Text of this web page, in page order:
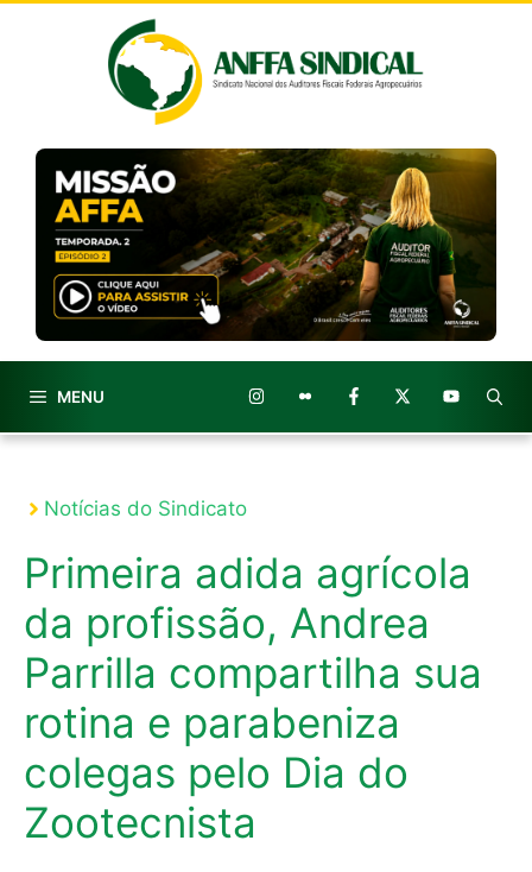
MENU
Notícias do Sindicato
Primeira adida agrícola
da profissão, Andrea
Parrilla compartilha sua
rotina e parabeniza
colegas pelo Dia do
Zootecnista